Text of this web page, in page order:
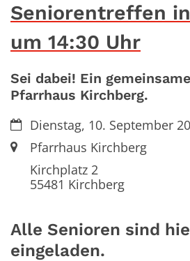
Seniorentreffen
um 14:30 Uhr
Sei dabei! Ein
Pfarrhaus Kirchberg.
Datum:Dienstag, 10. September
Ort:Pfarrhaus Kirchberg
Kirchplatz 2
55481 Kirchberg
Alle Senioren sind
eingeladen.